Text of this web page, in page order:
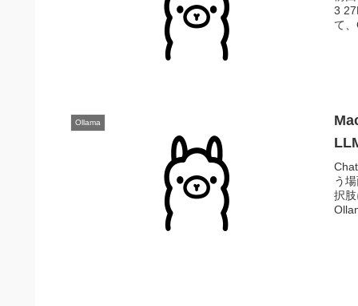
3
て
Ollama
う
択